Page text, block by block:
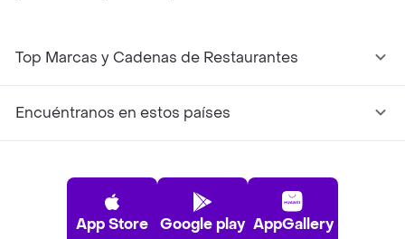
Top Marcas y Cadenas de Restaurantes
Encuéntranos en estos países
App Store Google play AppGallery